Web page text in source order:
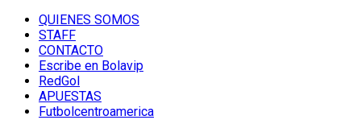
QUIENES SOMOS
STAFF
CONTACTO
Escribe en Bolavip
RedGol
APUESTAS
Futbolcentroamerica